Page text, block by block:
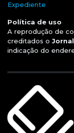
Expediente
Política de uso
A reprodução de
creditados o
indicação do